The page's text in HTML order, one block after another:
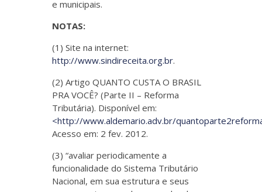
e municipais.
NOTAS:
(1) Site na internet:
http://www.sindireceita.org.br.
(2) Artigo QUANTO CUSTA O BRASIL
PRA VOCÊ? (Parte II – Reforma
Tributária). Disponível em:
<http://www.aldemario.adv.br/
Acesso em: 2 fev. 2012.
(3) “avaliar periodicamente a
funcionalidade do Sistema Tributário
Nacional, em sua estrutura e seus